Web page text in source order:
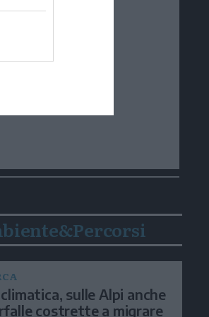
sulle Alpi anche
costrette a migrare